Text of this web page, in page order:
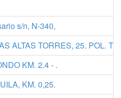
s/n, N-340,
ALTAS TORRES, 25. POL.
KM. 2.4 - .
KM. 0,25.